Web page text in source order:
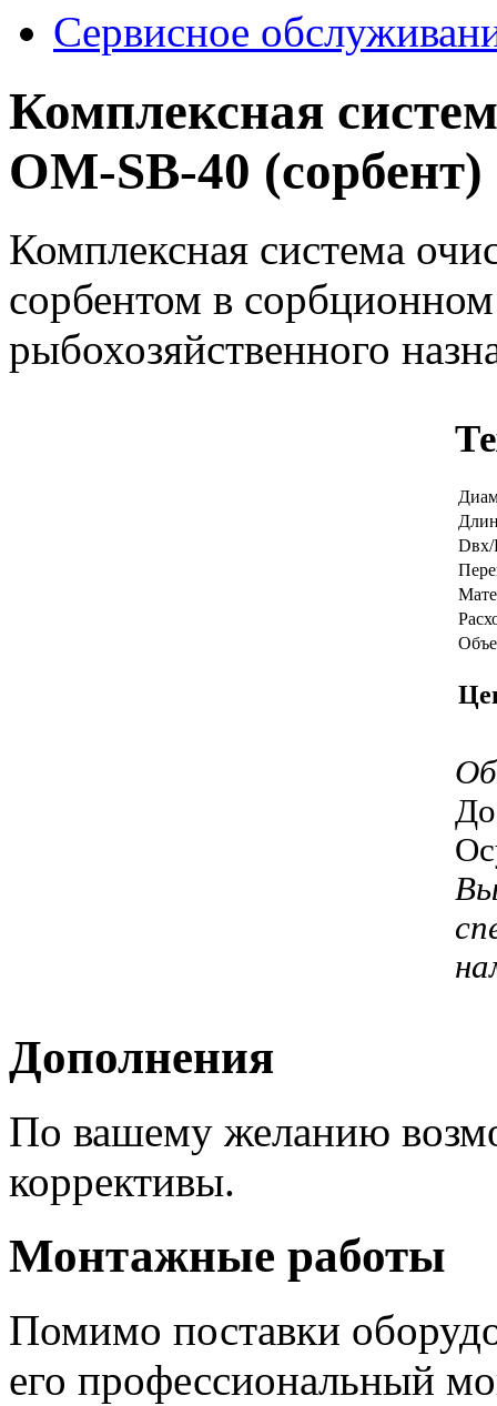
Сервисное
Комплексная
OM-SB-40 (сорбент)
Комплексная система
сорбентом в
рыбохозяйственного
Дополнения
По вашему желанию
коррективы.
Монтажные работы
Помимо поставки
его профессиональный